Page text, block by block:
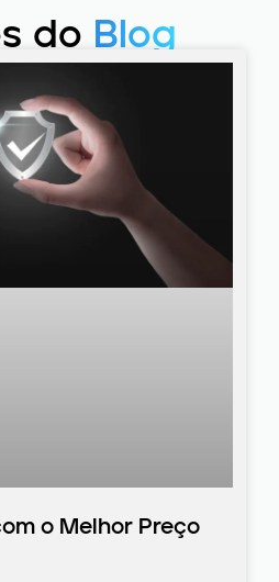
do Blog
o Melhor Preço